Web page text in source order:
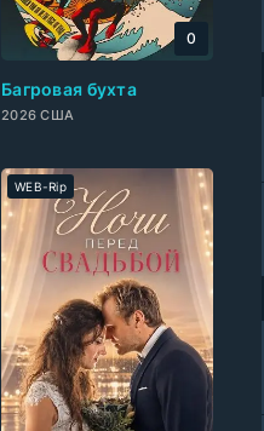
Багровая бухта
2026 США
0
WEB-Rip